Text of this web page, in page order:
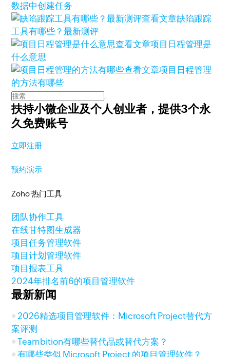
数据中创建任务
查看文章缺陷跟踪
工具有哪些？最新测评
查看文章项目日程管理是
什么意思
查看文章项目日程管理
的方法有哪些
扶持小微企业及个人创业者，提供3个永
久免费账号
立即注册
预约演示
Zoho 热门工具
团队协作工具
在线甘特图生成器
项目任务管理软件
项目计划管理软件
项目报表工具
2024年排名前6的项目管理软件
最新新闻
2026精选项目管理软件：Microsoft Project替代方
案评测
Teambition有哪些替代品或替代方案？
有哪些类似 Microsoft Project 的项目管理软件？